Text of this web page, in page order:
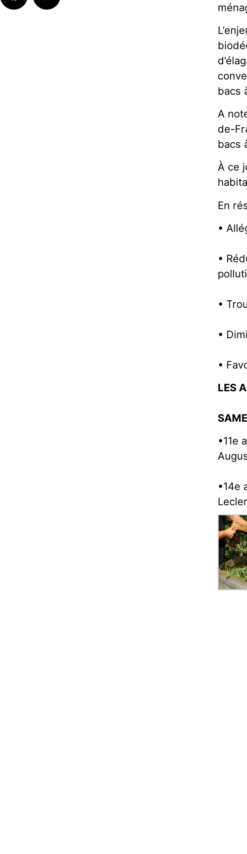
bacs
A
de-
bacs
À ce
En
•
•
•
•
•
LES
•11e
•14e